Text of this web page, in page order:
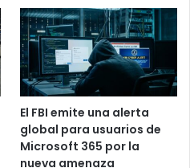
El FBI emite una alerta
global para usuarios de
Microsoft 365 por la
nueva amenaza